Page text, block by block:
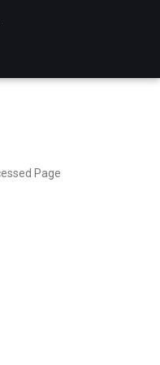
Page